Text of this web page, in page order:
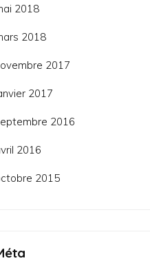
2018
2018
2017
2017
2016
2016
2015